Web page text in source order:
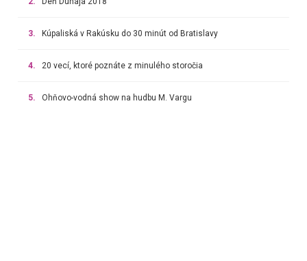
3. Kúpaliská v Rakúsku do 30 minút od Bratislavy
4. 20 vecí, ktoré poznáte z minulého storočia
5. Ohňovo-vodná show na hudbu M. Vargu